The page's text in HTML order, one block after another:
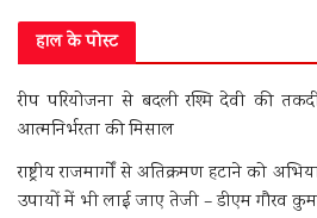
हाल के पोस्ट
रीप परियोजना से बदली रश्मि देवी की
आत्मनिर्भरता की मिसाल
राष्ट्रीय राजमार्गों से अतिक्रमण हटाने को
उपायों में भी लाई जाए तेजी – डीएम गौरव